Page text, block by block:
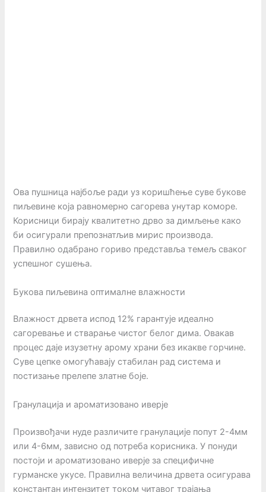
Ова пушница најбоље ради уз коришћење суве букове
пиљевине која равномерно сагорева унутар коморе.
Корисници бирају квалитетно дрво за димљење како
би осигурали препознатљив мирис производа.
Правилно одабрано гориво представља темељ сваког
успешног сушења.
Букова пиљевина оптималне влажности
Влажност дрвета испод 12% гарантује идеално
сагоревање и стварање чистог белог дима. Овакав
процес даје изузетну арому храни без икакве горчине.
Суве цепке омогућавају стабилан рад система и
постизање прелепе златне боје.
Гранулација и ароматизовано иверје
Произвођачи нуде различите гранулације попут 2-4мм
или 4-6мм, зависно од потреба корисника. У понуди
постоји и ароматизовано иверје за специфичне
гурманске укусе. Правилна величина дрвета осигурава
константан интензитет током читавог трајања